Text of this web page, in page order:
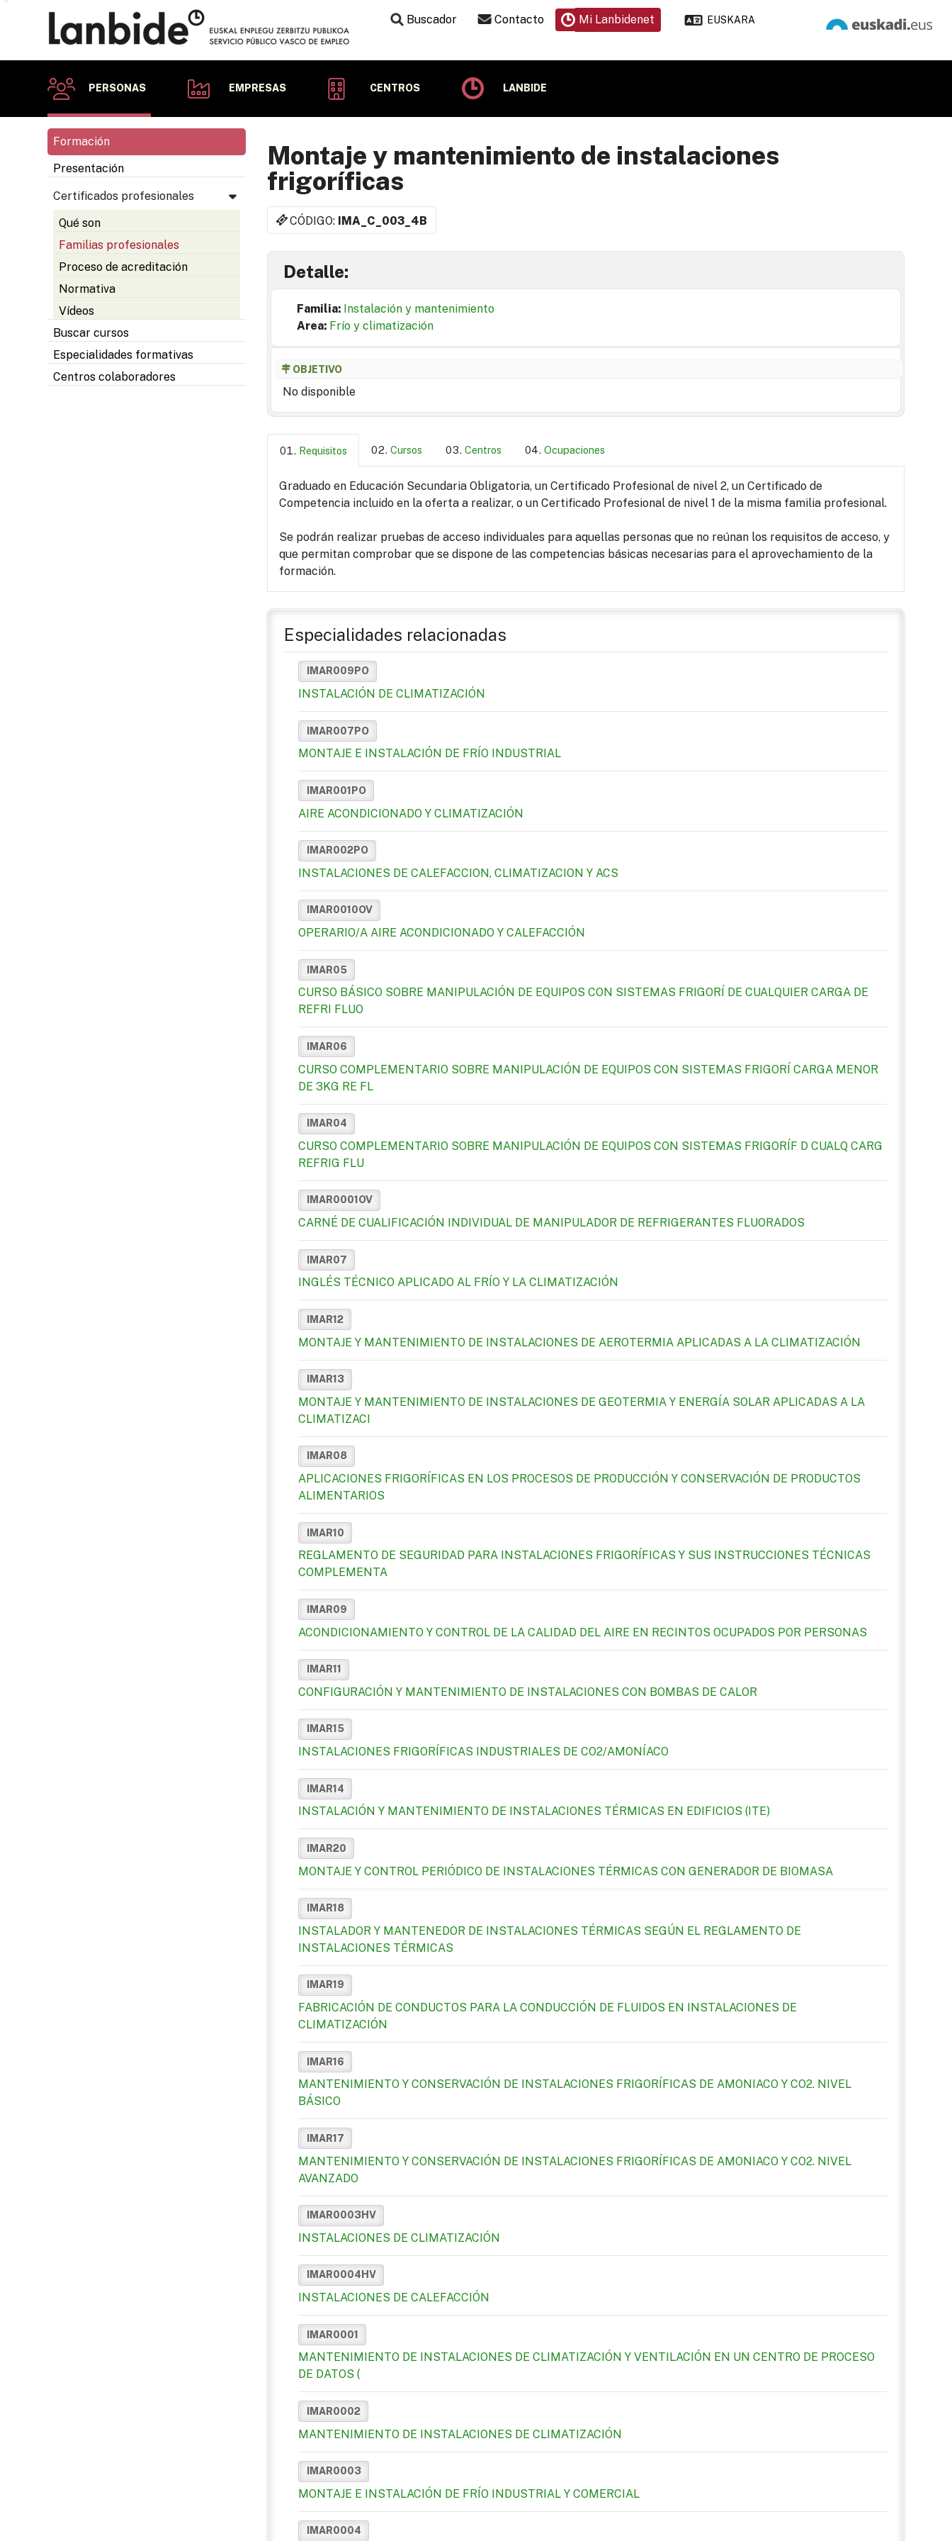
Buscador Contacto Mi Lanbidenet EUSKARA
PERSONAS EMPRESAS CENTROS LANBIDE
Formación
Presentación
Certificados profesionales
Qué son
Familias profesionales
Proceso de acreditación
Normativa
Vídeos
Buscar cursos
Especialidades formativas
Centros colaboradores
Montaje y mantenimiento de instalaciones
frigoríficas
CÓDIGO: IMA_C_003_4B
Detalle:
Familia: Instalación y mantenimiento
Area: Frío y climatización
OBJETIVO
No disponible
Requisitos Cursos Centros Ocupaciones
Graduado en Educación Secundaria Obligatoria, un Certificado Profesional de nivel 2, un Certificado de
Competencia incluido en la oferta a realizar, o un Certificado Profesional de nivel 1 de la misma familia profesional.
Se podrán realizar pruebas de acceso individuales para aquellas personas que no reúnan los requisitos de acceso, y
que permitan comprobar que se dispone de las competencias básicas necesarias para el aprovechamiento de la
formación.
Especialidades relacionadas
IMAR009PO
INSTALACIÓN DE CLIMATIZACIÓN
IMAR007PO
MONTAJE E INSTALACIÓN DE FRÍO INDUSTRIAL
IMAR001PO
AIRE ACONDICIONADO Y CLIMATIZACIÓN
IMAR002PO
INSTALACIONES DE CALEFACCION, CLIMATIZACION Y ACS
IMAR0010OV
OPERARIO/A AIRE ACONDICIONADO Y CALEFACCIÓN
IMAR05
CURSO BÁSICO SOBRE MANIPULACIÓN DE EQUIPOS CON SISTEMAS FRIGORÍ DE CUALQUIER CARGA DE
REFRI FLUO
IMAR06
CURSO COMPLEMENTARIO SOBRE MANIPULACIÓN DE EQUIPOS CON SISTEMAS FRIGORÍ CARGA MENOR
DE 3KG RE FL
IMAR04
CURSO COMPLEMENTARIO SOBRE MANIPULACIÓN DE EQUIPOS CON SISTEMAS FRIGORÍF D CUALQ CARG
REFRIG FLU
IMAR0001OV
CARNÉ DE CUALIFICACIÓN INDIVIDUAL DE MANIPULADOR DE REFRIGERANTES FLUORADOS
IMAR07
INGLÉS TÉCNICO APLICADO AL FRÍO Y LA CLIMATIZACIÓN
IMAR12
MONTAJE Y MANTENIMIENTO DE INSTALACIONES DE AEROTERMIA APLICADAS A LA CLIMATIZACIÓN
IMAR13
MONTAJE Y MANTENIMIENTO DE INSTALACIONES DE GEOTERMIA Y ENERGÍA SOLAR APLICADAS A LA
CLIMATIZACI
IMAR08
APLICACIONES FRIGORÍFICAS EN LOS PROCESOS DE PRODUCCIÓN Y CONSERVACIÓN DE PRODUCTOS
ALIMENTARIOS
IMAR10
REGLAMENTO DE SEGURIDAD PARA INSTALACIONES FRIGORÍFICAS Y SUS INSTRUCCIONES TÉCNICAS
COMPLEMENTA
IMAR09
ACONDICIONAMIENTO Y CONTROL DE LA CALIDAD DEL AIRE EN RECINTOS OCUPADOS POR PERSONAS
IMAR11
CONFIGURACIÓN Y MANTENIMIENTO DE INSTALACIONES CON BOMBAS DE CALOR
IMAR15
INSTALACIONES FRIGORÍFICAS INDUSTRIALES DE CO2/AMONÍACO
IMAR14
INSTALACIÓN Y MANTENIMIENTO DE INSTALACIONES TÉRMICAS EN EDIFICIOS (ITE)
IMAR20
MONTAJE Y CONTROL PERIÓDICO DE INSTALACIONES TÉRMICAS CON GENERADOR DE BIOMASA
IMAR18
INSTALADOR Y MANTENEDOR DE INSTALACIONES TÉRMICAS SEGÚN EL REGLAMENTO DE
INSTALACIONES TÉRMICAS
IMAR19
FABRICACIÓN DE CONDUCTOS PARA LA CONDUCCIÓN DE FLUIDOS EN INSTALACIONES DE
CLIMATIZACIÓN
IMAR16
MANTENIMIENTO Y CONSERVACIÓN DE INSTALACIONES FRIGORÍFICAS DE AMONIACO Y CO2. NIVEL
BÁSICO
IMAR17
MANTENIMIENTO Y CONSERVACIÓN DE INSTALACIONES FRIGORÍFICAS DE AMONIACO Y CO2. NIVEL
AVANZADO
IMAR0003HV
INSTALACIONES DE CLIMATIZACIÓN
IMAR0004HV
INSTALACIONES DE CALEFACCIÓN
IMAR0001
MANTENIMIENTO DE INSTALACIONES DE CLIMATIZACIÓN Y VENTILACIÓN EN UN CENTRO DE PROCESO
DE DATOS (
IMAR0002
MANTENIMIENTO DE INSTALACIONES DE CLIMATIZACIÓN
IMAR0003
MONTAJE E INSTALACIÓN DE FRÍO INDUSTRIAL Y COMERCIAL
IMAR0004